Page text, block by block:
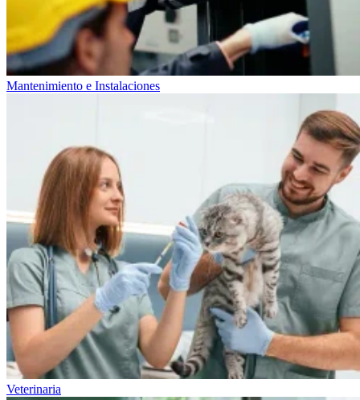
Mantenimiento e Instalaciones
Veterinaria